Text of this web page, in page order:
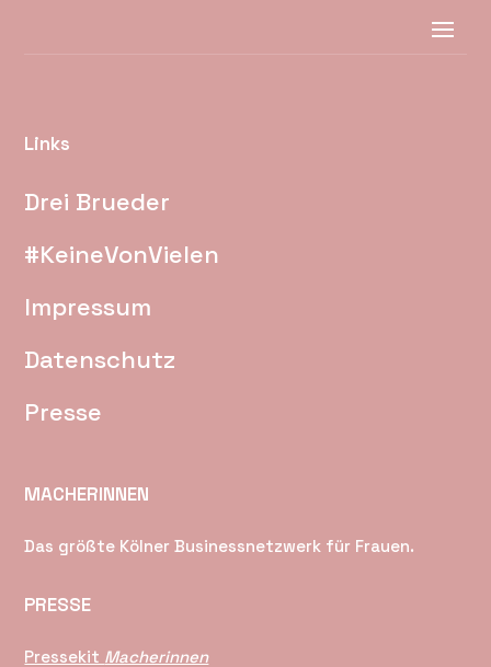
Links
Drei Brueder
#KeineVonVielen
Impressum
Datenschutz
Presse
MACHERINNEN
Das größte Kölner Businessnetzwerk für Frauen.
PRESSE
Pressekit Macherinnen